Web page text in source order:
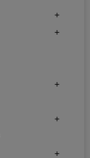




